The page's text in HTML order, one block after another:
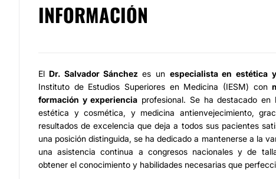
INFORMACIÓN
El Dr. Salvador Sánchez es un especialista en estética
Instituto de Estudios Superiores en Medicina (IESM) con
formación y experiencia profesional. Se ha destacado en
estética y cosmética, y medicina antienvejecimiento,
resultados de excelencia que deja a todos sus pacientes
una posición distinguida, se ha dedicado a mantenerse a la
una asistencia continua a congresos nacionales y de
obtener el conocimiento y habilidades necesarias que